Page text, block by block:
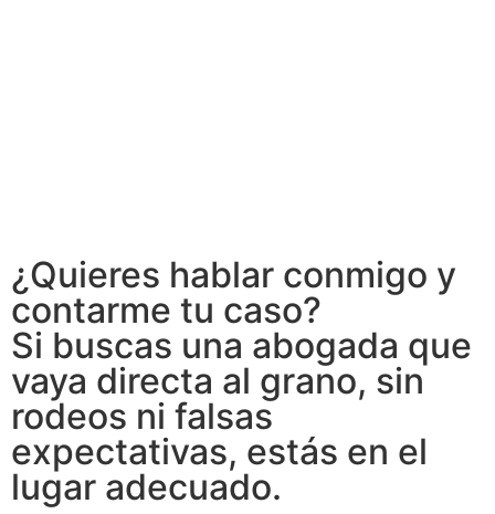
¿Quieres hablar conmigo y
contarme tu caso?
Si buscas una abogada que
vaya directa al grano, sin
rodeos ni falsas
expectativas, estás en el
lugar adecuado.